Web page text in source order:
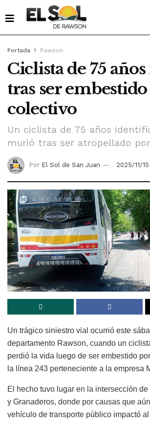
Portada Rawson
Ciclista de 75
tras ser
colectivo
Un ciclista de 75 años
murió tras ser atropellado
Por El Sol de San Juan 2025/11/15
Un trágico siniestro vial ocurrió este
departamento Rawson, cuando un
perdió la vida luego de ser embestido
la línea 243 perteneciente a la empresa
El hecho tuvo lugar en la intersección
y Granaderos, donde por causas que
vehículo de transporte público impactó